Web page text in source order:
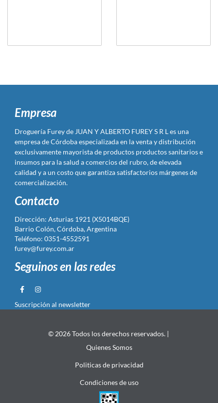
Empresa
Droguería Furey de JUAN Y ALBERTO FUREY S R L es una
empresa de Córdoba especializada en la venta y distribución
exclusivamente mayorista de productos productos sanitarios e
insumos para la salud a comercios del rubro, de elevada
calidad y a un costo que garantiza satisfactorios márgenes de
comercialización.
Contacto
Dirección: Asturias 1921 (X5014BQE)
Barrio Colón, Córdoba, Argentina
Teléfono: 0351-4552591
furey@furey.com.ar
Seguinos en las redes
Suscripción al newsletter
© 2026 Todos los derechos reservados. |
Quienes Somos
Politicas de privacidad
Condiciones de uso